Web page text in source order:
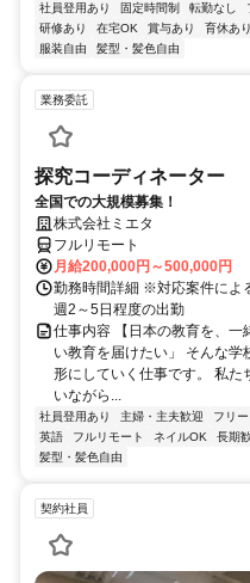
社員登用あり 固定時間制 転勤なし
研修あり
在宅OK 賞与あり 育休あり
服装自由
髪型・髪色自由
業務委託
探究コーディネーター
全国での大規模募集！
株式会社ミエタ
フルリモート
月給200,000円～500,000円
勤務時間詳細 ※対応案件によ
週2～5日程度の出勤
仕事内容 【日本の教育を、一
い教育を届けたい」 そんな学
形にしていく仕事です。 私た
いながら...
社員登用あり 主婦・主夫歓迎 フリ
英語
フルリモート ネイルOK 長期
髪型・髪色自由
契約社員